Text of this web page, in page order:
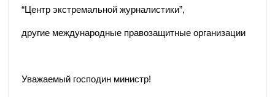
“Центр экстремальной журналистики”,
другие международные правозащитные организации
Уважаемый господин министр!